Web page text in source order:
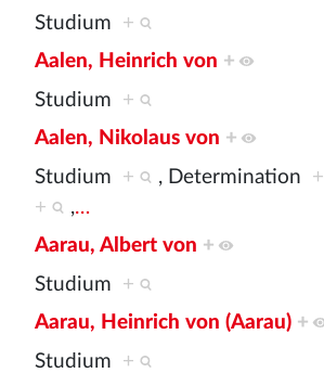
Studium +
Aalen, Heinrich von +
Studium +
Aalen, Nikolaus von +
Studium + , Determination +
+
,…
Aarau, Albert von +
Studium +
Aarau, Heinrich von (Aarau) +
Studium +